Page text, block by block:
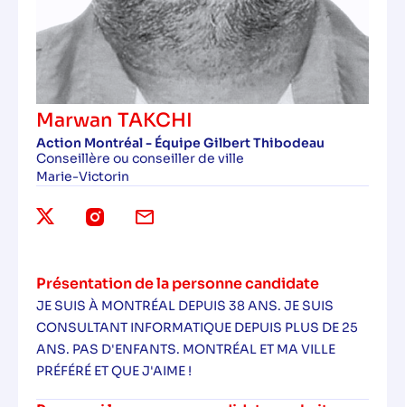
Marwan TAKCHI
Action Montréal - Équipe Gilbert Thibodeau
Conseillère ou conseiller de ville
Marie-Victorin
Présentation de la personne candidate
JE SUIS À MONTRÉAL DEPUIS 38 ANS. JE SUIS
CONSULTANT INFORMATIQUE DEPUIS PLUS DE 25
ANS. PAS D'ENFANTS. MONTRÉAL ET MA VILLE
PRÉFÉRÉ ET QUE J'AIME !